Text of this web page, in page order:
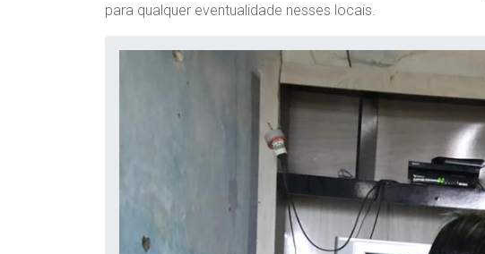
para qualquer eventualidade nesses locais.